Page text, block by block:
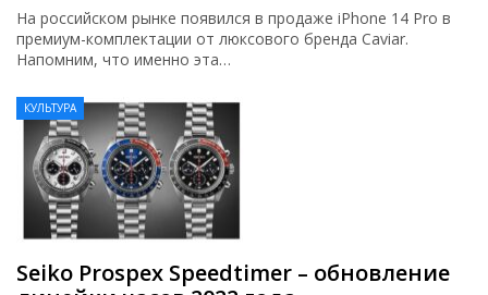
На российском рынке появился в продаже iPhone 14 Pro в
премиум-комплектации от люксового бренда Caviar.
Напомним, что именно эта…
КУЛЬТУРА
Seiko Prospex Speedtimer – обновление